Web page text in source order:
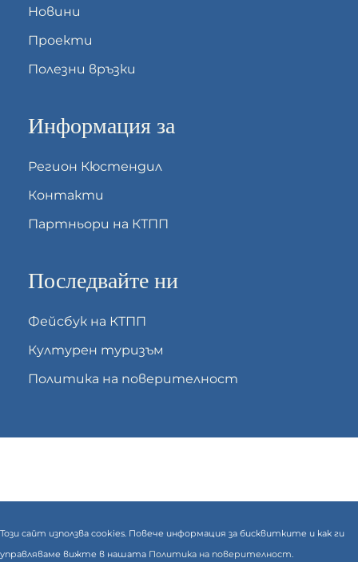
Новини
Проекти
Полезни връзки
Информация за
Регион Кюстендил
Контакти
Партньори на КТПП
Последвайте ни
Фейсбук на КТПП
Културен туризъм
Политика на поверителност
Този сайт използва cookies. Повече информация за бисквитките и как ги
управляваме вижте в нашата Политика на поверителност.